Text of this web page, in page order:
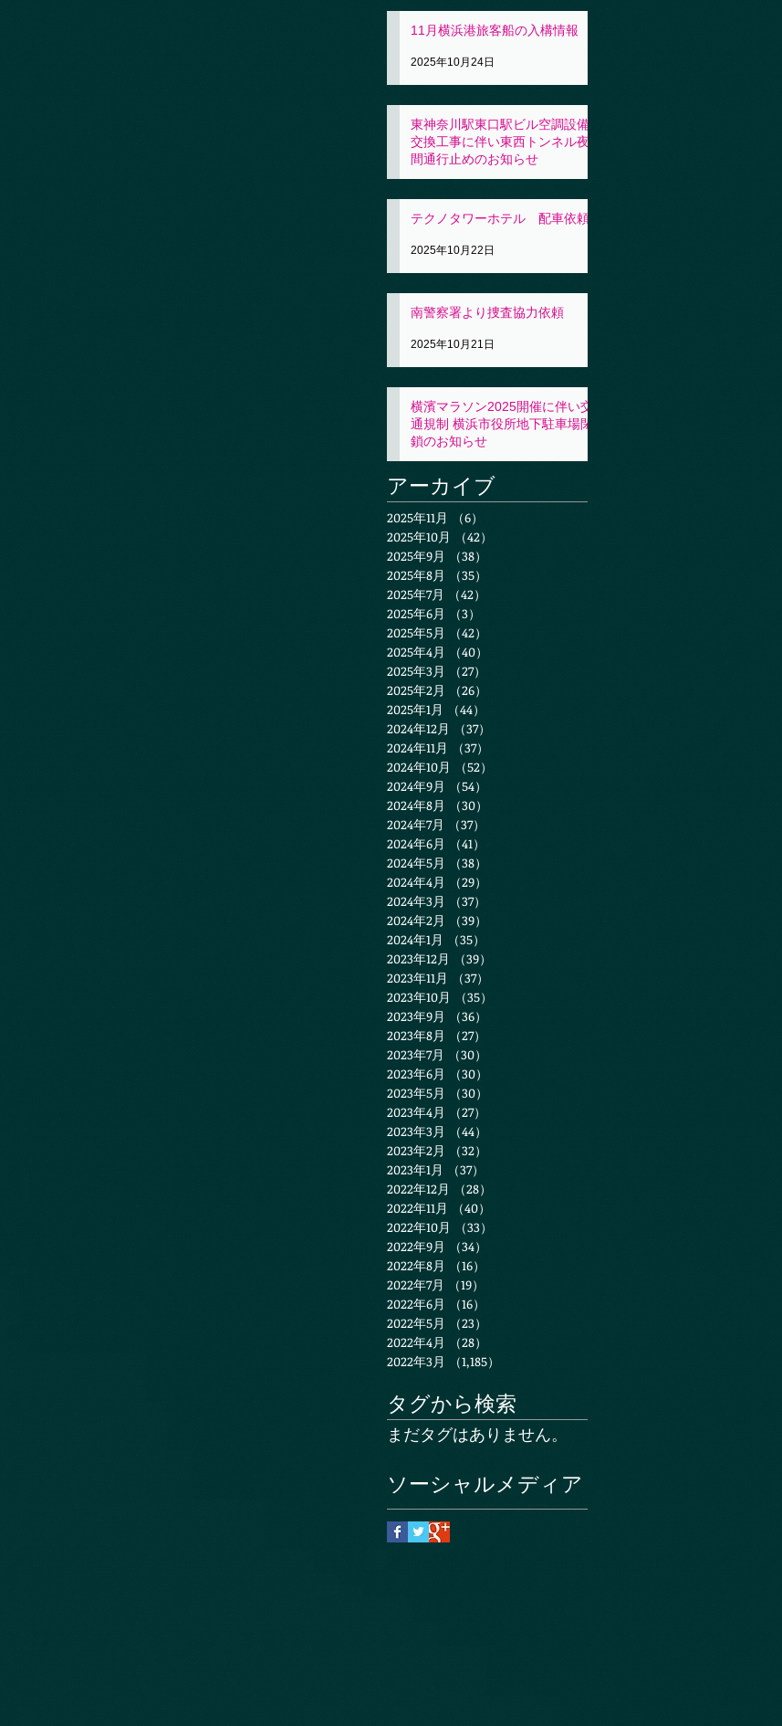
11月横浜港旅客船の入構情報
2025年10月24日
東神奈川駅東口駅ビル空調設備
交換工事に伴い東西トンネル夜
間通行止めのお知らせ
テクノタワーホテル 配車依頼
2025年10月22日
南警察署より捜査協力依頼
2025年10月21日
横濱マラソン2025開催に伴い交
通規制 横浜市役所地下駐車場閉
鎖のお知らせ
アーカイブ
2025年11月 （6）
2025年10月
（42）
2025年9月
（38）
2025年8月
（35）
2025年7月
（42）
2025年6月
（3）
2025年5月
（42）
2025年4月
（40）
2025年3月
（27）
2025年2月
（26）
2025年1月
（44）
2024年12月
（37）
2024年11月
（37）
2024年10月
（52）
2024年9月
（54）
2024年8月
（30）
2024年7月
（37）
2024年6月
（41）
2024年5月
（38）
2024年4月
（29）
2024年3月
（37）
2024年2月
（39）
2024年1月
（35）
2023年12月
（39）
2023年11月
（37）
2023年10月
（35）
2023年9月
（36）
2023年8月
（27）
2023年7月
（30）
2023年6月
（30）
2023年5月
（30）
2023年4月
（27）
2023年3月
（44）
2023年2月
（32）
2023年1月
（37）
2022年12月
（28）
2022年11月
（40）
2022年10月
（33）
2022年9月
（34）
2022年8月
（16）
2022年7月
（19）
2022年6月
（16）
2022年5月
（23）
2022年4月
（28）
2022年3月
（1,185）
タグから検索
まだタグはありません。
ソーシャルメディア